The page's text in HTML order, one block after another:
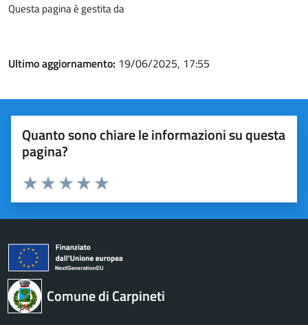
Questa pagina è gestita da
Ultimo aggiornamento: 19/06/2025, 17:55
Quanto sono chiare le informazioni su questa
pagina?
Valuta 5 stelle su 5
Valuta 4 stelle su 5
Valuta 3 stelle su 5
Valuta 2 stelle su 5
Valuta 1 stelle su 5
Comune di Carpineti